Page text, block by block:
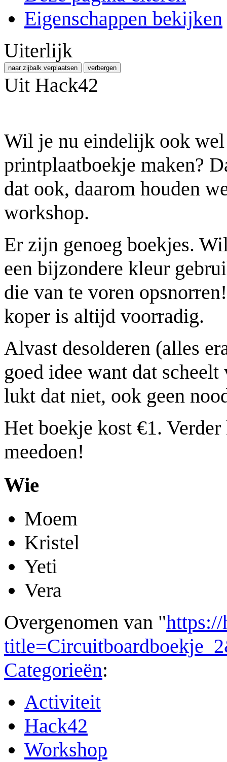
Eigenschappen bekijken
Uiterlijk
naar zijbalk verplaatsen verbergen
Uit Hack42
Wil je nu eindelijk ook wel
printplaatboekje maken?
dat ook, daarom houden
workshop.
Er zijn genoeg boekjes.
een bijzondere kleur
die van te voren
koper is altijd voorradig.
Alvast desolderen (alles
goed idee want dat
lukt dat niet, ook geen
Het boekje kost €1.
meedoen!
Wie
Moem
Kristel
Yeti
Vera
Overgenomen van "
Categorieën:
Activiteit
Hack42
Workshop